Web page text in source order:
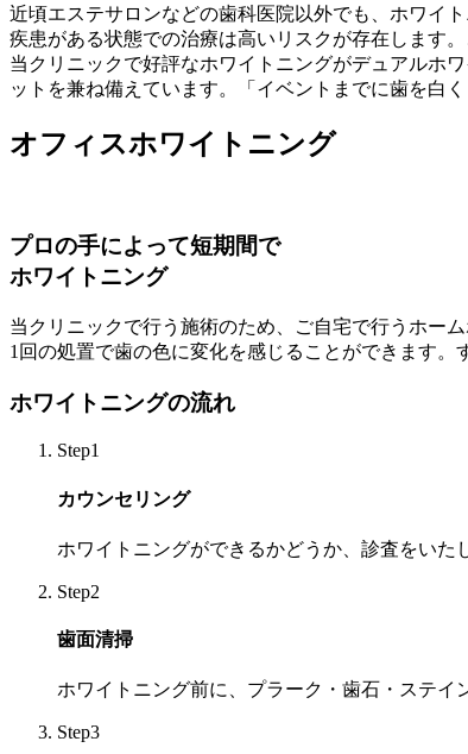
近頃エステサロンなどの歯科医院以外でも、ホワイ
疾患がある状態での治療は高いリスクが存在します。
当クリニックで好評なホワイトニングがデュアルホ
ットを兼ね備えています。「イベントまでに歯を白
オフィスホワイトニング
プロの手によって短期間で
ホワイトニング
当クリニックで行う施術のため、ご自宅で行うホー
1回の処置で歯の色に変化を感じることができます。
ホワイトニングの流れ
Step1
カウンセリング
ホワイトニングができるかどうか、診査をいた
Step2
歯面清掃
ホワイトニング前に、プラーク・歯石・ステイ
Step3